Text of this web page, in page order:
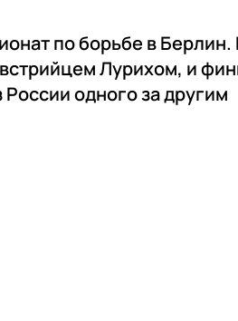
по борьбе в Берлин.
Лурихом, и
одного за другим